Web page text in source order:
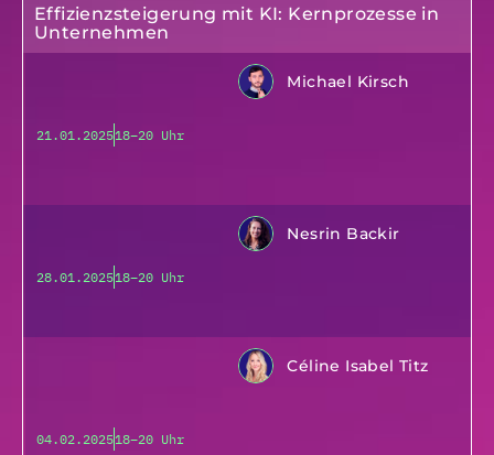
Effizienzsteigerung mit KI: Kernprozesse in
Unternehmen
21.01.202518–20 Uhr
Michael Kirsch
28.01.202518–20 Uhr
Nesrin Backir
04.02.202518–20 Uhr
Céline Isabel Titz